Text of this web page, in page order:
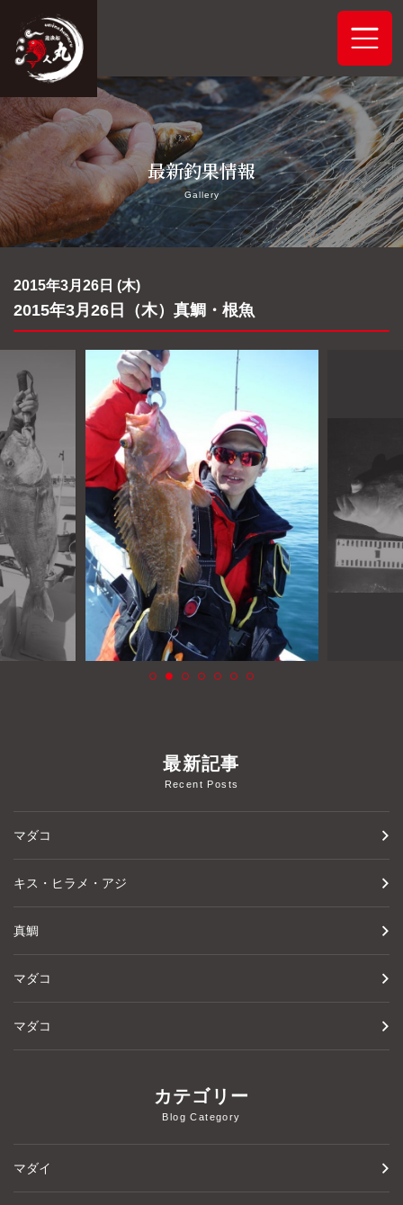
ホーム
システムご案内
最新釣果情報
船舶概要
よくあるご質問
プライバシーポリシー
お問い合わせ
お知らせ
最新釣果情報
Gallery
2015年3月26日 (木)
2015年3月26日（木）真鯛・根魚
最新記事
Recent Posts
マダコ
キス・ヒラメ・アジ
真鯛
マダコ
マダコ
カテゴリー
Blog Category
マダイ